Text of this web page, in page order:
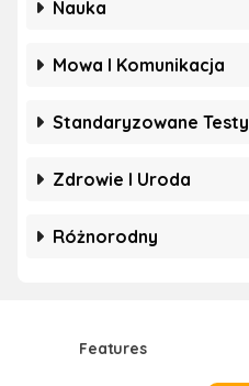
Nauka
Mowa I Komunikacja
Standaryzowane Testy
Zdrowie I Uroda
Różnorodny
Features